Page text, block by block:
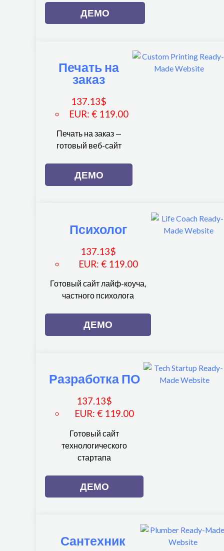
ДЕМО
Печать на
заказ
137.13$
EUR:€ 119.00
Печать на заказ —
готовый веб-сайт
ДЕМО
Психолог
137.13$
EUR: € 119.00
Готовый сайт лайф-коуча,
частного психолога
ДЕМО
Разработка ПО
137.13$
EUR:€ 119.00
Готовый сайт
технологического
стартапа
ДЕМО
Сантехник